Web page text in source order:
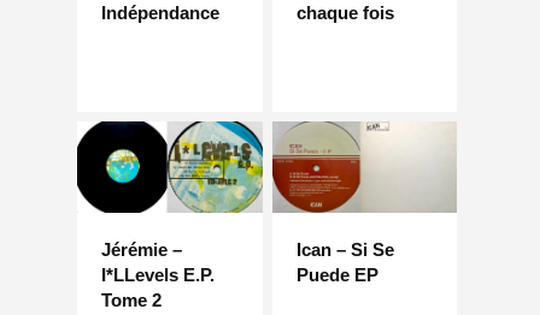
Indépendance
chaque fois
Jérémie –
I*LLevels E.P.
Tome 2
Ican – Si Se
Puede EP